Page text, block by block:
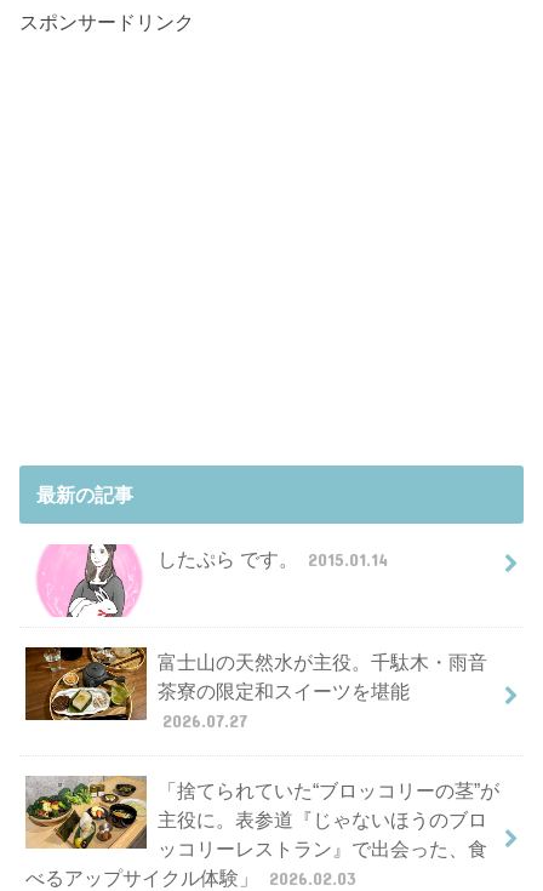
スポンサードリンク
最新の記事
したぷら です。 2015.01.14
富士山の天然水が主役。千駄木・雨音
茶寮の限定和スイーツを堪能
2026.07.27
「捨てられていた“ブロッコリーの茎”が
主役に。表参道『じゃないほうのブロ
ッコリーレストラン』で出会った、食
べるアップサイクル体験」
2026.02.03